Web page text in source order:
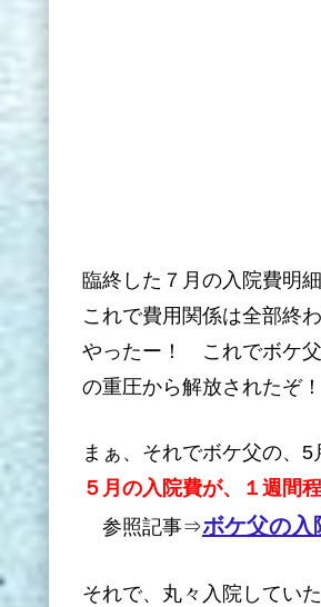
臨終した７月の入院費明
これで費用関係は全部終わ
やったー！ これでボケ父
の重圧から解放されたぞ
まぁ、それでボケ父の、5
５月の入院費が、１週間
参照記事⇒ボケ父の入
それで、丸々入院してい